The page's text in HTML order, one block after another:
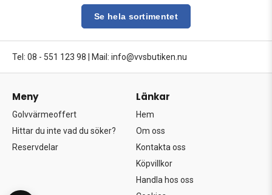
Se hela sortimentet
Tel: 08 - 551 123 98 Mail: info@vvsbutiken.nu
Meny
Golvvärmeoffert
Hittar du inte vad du söker?
Reservdelar
Länkar
Hem
Om oss
Kontakta oss
Köpvillkor
Handla hos oss